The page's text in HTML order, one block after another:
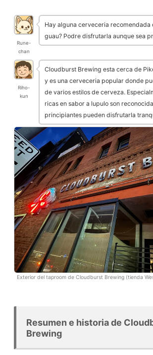
Rune-
chan
Hay alguna cerveceria recomendada
guau? Podre disfrutarla aunque sea
Riho-
kun
Cloudburst Brewing esta cerca de
y es una cerveceria popular donde
de varios estilos de cerveza.
ricas en sabor a lupulo son
principiantes pueden disfrutarla
Exterior del taproom de Cloudburst Brewing (tienda
Resumen e historia de
Brewing